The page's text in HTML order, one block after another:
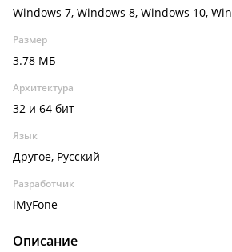
Windows 7, Windows 8, Windows 10,
Размер
3.78 МБ
Архитектура
32 и 64 бит
Язык
Другое, Русский
Разработчик
iMyFone
Описание